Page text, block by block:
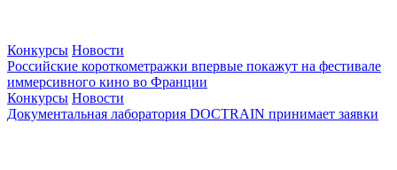
Конкурсы Новости
Российские короткометражки впервые покажут на фестивале
иммерсивного кино во Франции
Конкурсы Новости
Документальная лаборатория DOCTRAIN принимает заявки